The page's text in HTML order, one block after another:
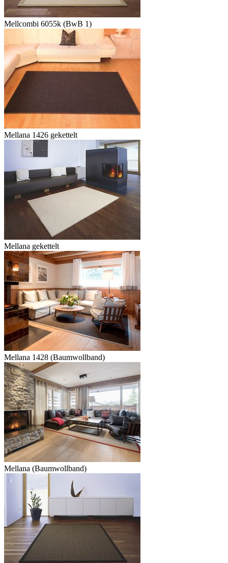
Mellcombi 6055k (BwB 1)
Mellana 1426 gekettelt
Mellana gekettelt
Mellana 1428 (Baumwollband)
Mellana (Baumwollband)